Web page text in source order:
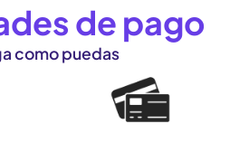
de pago
como puedas